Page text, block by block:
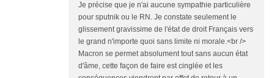
Je précise que je n'ai aucune sympathie particulière
pour sputnik ou le RN. Je constate seulement le
glissement gravissime de l'état de droit Français vers
le grand n'importe quoi sans limite ni morale.<br />
Macron se permet absolument tout sans aucun état
d'âme, cette façon de faire est cinglée et les